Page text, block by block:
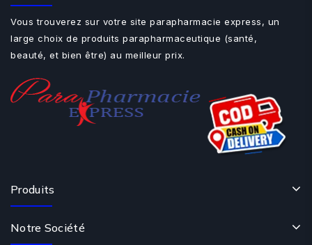
Vous trouverez sur votre site parapharmacie express, un
large choix de produits parapharmaceutique (santé,
beauté, et bien être) au meilleur prix.
Produits
Notre Société